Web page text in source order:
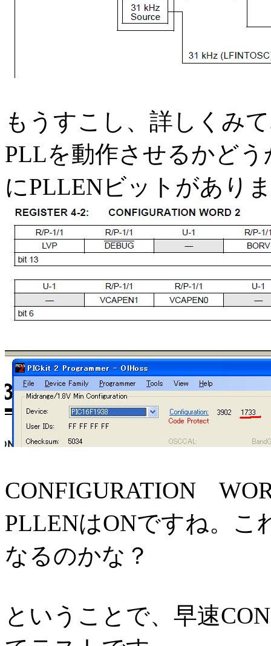
もうすこし、詳しくみ
PLLを動作させるかどう
にPLLENビットがあり
CONFIGURATION
PLLENはONですね。こ
なるのかな？
ということで、早速